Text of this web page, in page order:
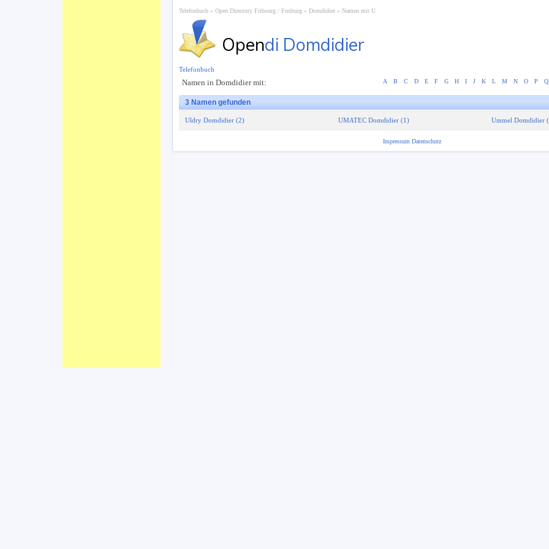
Telefonbuch Open Directory Fribourg / Freiburg Domdidier Namen mit U
Opendi Domdidier
Namen in Domdidier mit: A B C D E F G H I J K L M N O P Q
3 Namen gefunden
Uldry Domdidier (2) UMATEC Domdidier (1) Ummel Domdidier
Telefonbuch
Impressum Datenschutz